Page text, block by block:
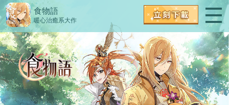
食物語
暖心治癒系大作